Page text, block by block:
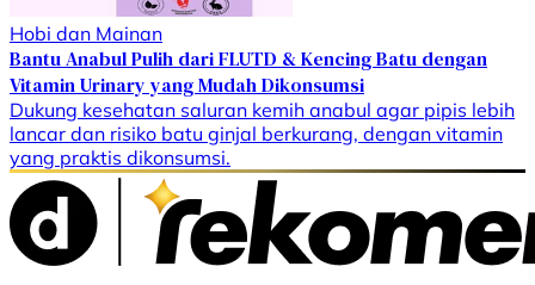
Hobi dan Mainan
Bantu Anabul Pulih dari FLUTD & Kencing Batu dengan
Vitamin Urinary yang Mudah Dikonsumsi
Dukung kesehatan saluran kemih anabul agar pipis lebih
lancar dan risiko batu ginjal berkurang, dengan vitamin
yang praktis dikonsumsi.